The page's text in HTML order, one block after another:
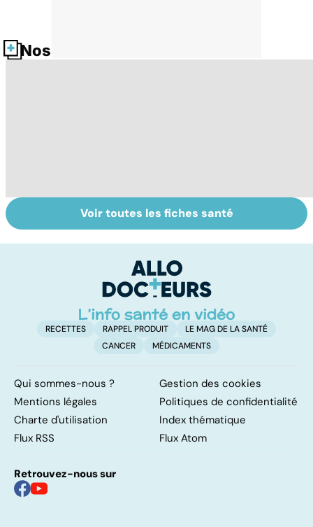
Nos fiches santé
Anorexie : un
trouble du
Tout savoir sur
les infections
Voir toutes les fiches santé
RECETTES RAPPEL PRODUIT
LE MAG DE LA SANTÉ
CANCER
MÉDICAMENTS
Qui sommes-nous ?
Gestion des cookies
Mentions légales
Politiques de confidentialité
Charte d'utilisation
Index thématique
Flux RSS
Flux Atom
Retrouvez-nous sur